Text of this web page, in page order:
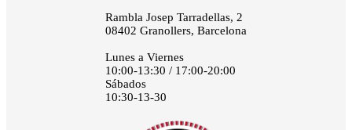
Rambla Josep Tarradellas, 2
08402 Granollers, Barcelona
Lunes a Viernes
10:00-13:30 / 17:00-20:00
Sábados
10:30-13-30